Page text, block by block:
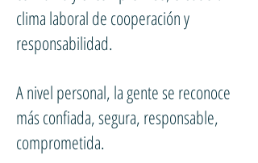
clima laboral de cooperación y
responsabilidad.
A nivel personal, la gente se reconoce
más confiada, segura, responsable,
comprometida.